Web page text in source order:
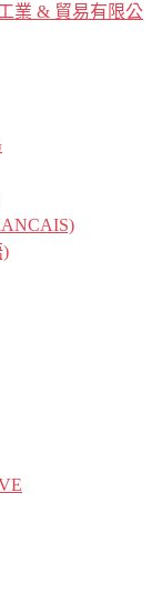
業 & 貿易有限公
)